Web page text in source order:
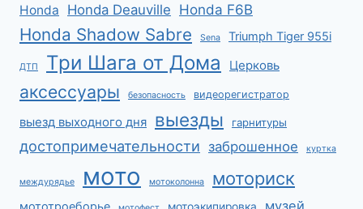
Honda Honda Deauville Honda F6B
Honda Shadow Sabre Sena Triumph Tiger 955i
ДТП Три Шага от Дома Церковь
аксессуары безопасность видеорегистратор
выезд выходного дня выезды гарнитуры
достопримечательности заброшенное куртка
междурядье мото мотоколонна моториск
музей